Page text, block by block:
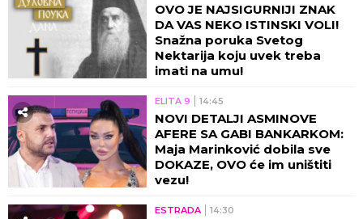
OVO JE NAJSIGURNIJI ZNAK
DA VAS NEKO ISTINSKI VOLI!
Snažna poruka Svetog
Nektarija koju uvek treba
imati na umu!
ELITA 9 14:45
NOVI DETALJI ASMINOVE
AFERE SA GABI BANKARKOM:
Maja Marinković dobila sve
DOKAZE, OVO će im uništiti
vezu!
ESTRADA 14:30